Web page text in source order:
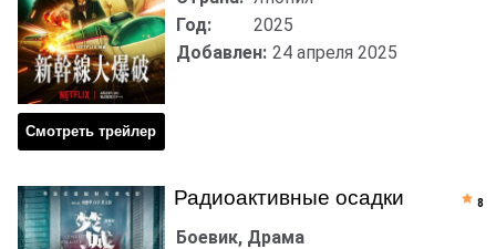
Смотреть трейлер
Год:
2025
Добавлен: 24 апреля 2025
Радиоактивные осадки
Боевик, Драма
8